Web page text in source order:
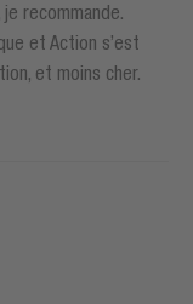
recommande.
et Action s’est
et moins cher.